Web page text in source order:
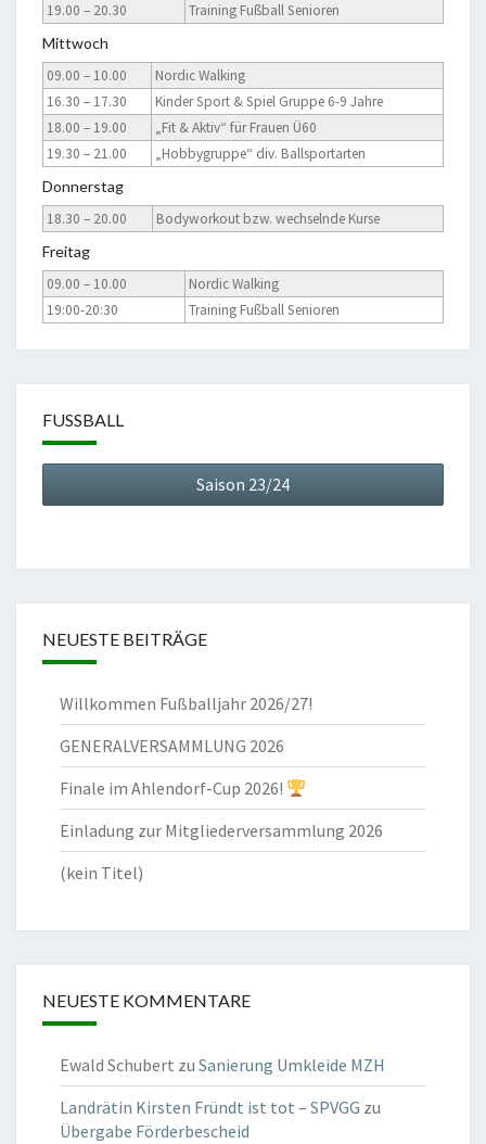
19.00 – 20.30
Training Fußball Senioren
Mittwoch
09.00 – 10.00
Nordic Walking
16.30 – 17.30
Kinder Sport & Spiel Gruppe 6-9 Jahre
18.00 – 19.00
„Fit & Aktiv“ für Frauen Ü60
19.30 – 21.00
„Hobbygruppe“ div. Ballsportarten
Donnerstag
18.30 – 20.00
Bodyworkout bzw. wechselnde Kurse
Freitag
09.00 – 10.00
Nordic Walking
19:00-20:30
Training Fußball Senioren
FUSSBALL
Saison 23/24
NEUESTE BEITRÄGE
Willkommen Fußballjahr 2026/27!
GENERALVERSAMMLUNG 2026
Finale im Ahlendorf-Cup 2026!
Einladung zur Mitgliederversammlung 2026
(kein Titel)
NEUESTE KOMMENTARE
Ewald Schubert zu Sanierung Umkleide MZH
Landrätin Kirsten Fründt ist tot – SPVGG zu
Übergabe Förderbescheid